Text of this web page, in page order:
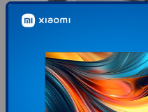
UNION Aspirator BHU-7062B
6.416,00
7.549,00